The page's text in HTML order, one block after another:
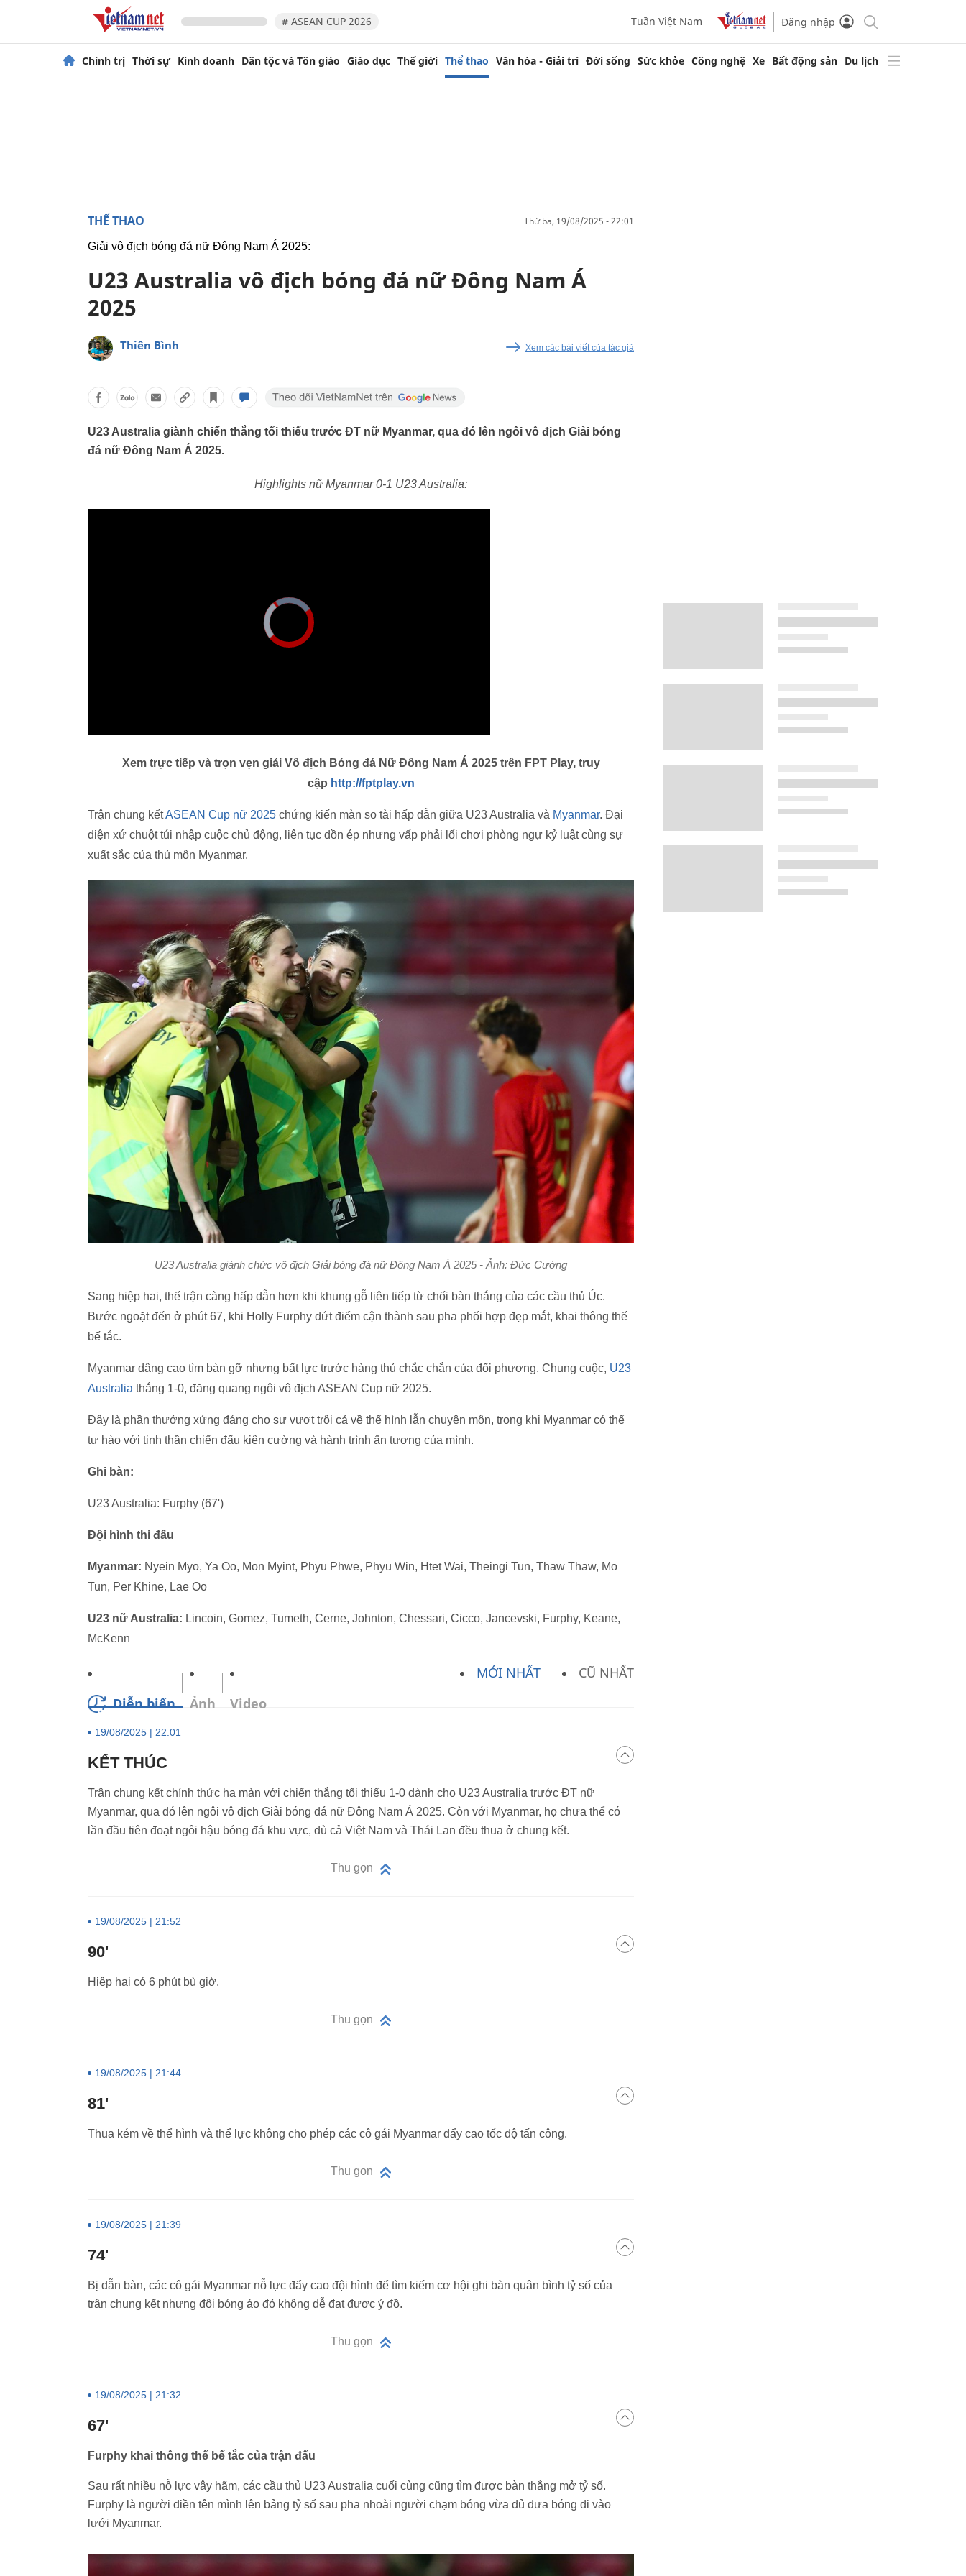
# ASEAN CUP 2026 Tuần Việt Nam Đăng nhập
Chính trị Thời sự Kinh doanh Dân tộc và Tôn giáo Giáo dục Thế giới Thể thao Văn hóa - Giải trí Đời sống Sức khỏe Công nghệ Xe Bất động sản Du lịch
THỂ THAO thứ ba, 19/08/2025 - 22:01
Giải vô địch bóng đá nữ Đông Nam Á 2025:
U23 Australia vô địch bóng đá nữ Đông Nam Á
2025
Thiên Bình Xem các bài viết của tác giả
U23 Australia giành chiến thắng tối thiểu trước ĐT nữ Myanmar, qua đó lên ngôi vô địch Giải bóng
đá nữ Đông Nam Á 2025.
Highlights nữ Myanmar 0-1 U23 Australia:
Xem trực tiếp và trọn vẹn giải Vô địch Bóng đá Nữ Đông Nam Á 2025 trên FPT Play, truy
cập http://fptplay.vn
Trận chung kếtASEAN Cup nữ 2025 chứng kiến màn so tài hấp dẫn giữa U23 Australia và Myanmar. Đại
diện xứ chuột túi nhập cuộc chủ động, liên tục dồn ép nhưng vấp phải lối chơi phòng ngự kỷ luật cùng sự
xuất sắc của thủ môn Myanmar.
U23 Australia giành chức vô địch Giải bóng đá nữ Đông Nam Á 2025 - Ảnh: Đức Cường
Sang hiệp hai, thế trận càng hấp dẫn hơn khi khung gỗ liên tiếp từ chối bàn thắng của các cầu thủ Úc.
Bước ngoặt đến ở phút 67, khi Holly Furphy dứt điểm cận thành sau pha phối hợp đẹp mắt, khai thông thế
bế tắc.
Myanmar dâng cao tìm bàn gỡ nhưng bất lực trước hàng thủ chắc chắn của đối phương. Chung cuộc, U23
Australia thắng 1-0, đăng quang ngôi vô địch ASEAN Cup nữ 2025.
Đây là phần thưởng xứng đáng cho sự vượt trội cả về thể hình lẫn chuyên môn, trong khi Myanmar có thể
tự hào với tinh thần chiến đấu kiên cường và hành trình ấn tượng của mình.
Ghi bàn:
U23 Australia: Furphy (67')
Đội hình thi đấu
Myanmar: Nyein Myo, Ya Oo, Mon Myint, Phyu Phwe, Phyu Win, Htet Wai, Theingi Tun, Thaw Thaw, Mo
Tun, Per Khine, Lae Oo
U23 nữ Australia: Lincoin, Gomez, Tumeth, Cerne, Johnton, Chessari, Cicco, Jancevski, Furphy, Keane,
McKenn
Diễn biến Ảnh Video
MỚI NHẤT CŨ NHẤT
19/08/2025 | 22:01
KẾT THÚC
Trận chung kết chính thức hạ màn với chiến thắng tối thiểu 1-0 dành cho U23 Australia trước ĐT nữ
Myanmar, qua đó lên ngôi vô địch Giải bóng đá nữ Đông Nam Á 2025. Còn với Myanmar, họ chưa thể có
lần đầu tiên đoạt ngôi hậu bóng đá khu vực, dù cả Việt Nam và Thái Lan đều thua ở chung kết.
Thu gọn
19/08/2025 | 21:52
90'
Hiệp hai có 6 phút bù giờ.
Thu gọn
19/08/2025 | 21:44
81'
Thua kém về thể hình và thể lực không cho phép các cô gái Myanmar đẩy cao tốc độ tấn công.
Thu gọn
19/08/2025 | 21:39
74'
Bị dẫn bàn, các cô gái Myanmar nỗ lực đẩy cao đội hình để tìm kiếm cơ hội ghi bàn quân bình tỷ số của
trận chung kết nhưng đội bóng áo đỏ không dễ đạt được ý đồ.
Thu gọn
19/08/2025 | 21:32
67'
Furphy khai thông thế bế tắc của trận đấu
Sau rất nhiều nỗ lực vây hãm, các cầu thủ U23 Australia cuối cùng cũng tìm được bàn thắng mở tỷ số.
Furphy là người điền tên mình lên bảng tỷ số sau pha nhoài người chạm bóng vừa đủ đưa bóng đi vào
lưới Myanmar.